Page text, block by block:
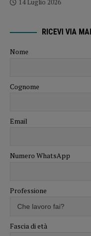
14 Luglio 2026
RICEVI VIA
Nome
Cognome
Email
Numero WhatsApp
Professione
Fascia di età